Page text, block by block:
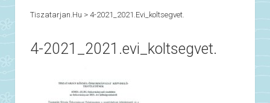
Tiszatarjan.hu > 4-2021_2021.evi_koltsegvet.
4-2021_2021.evi_koltsegvet.